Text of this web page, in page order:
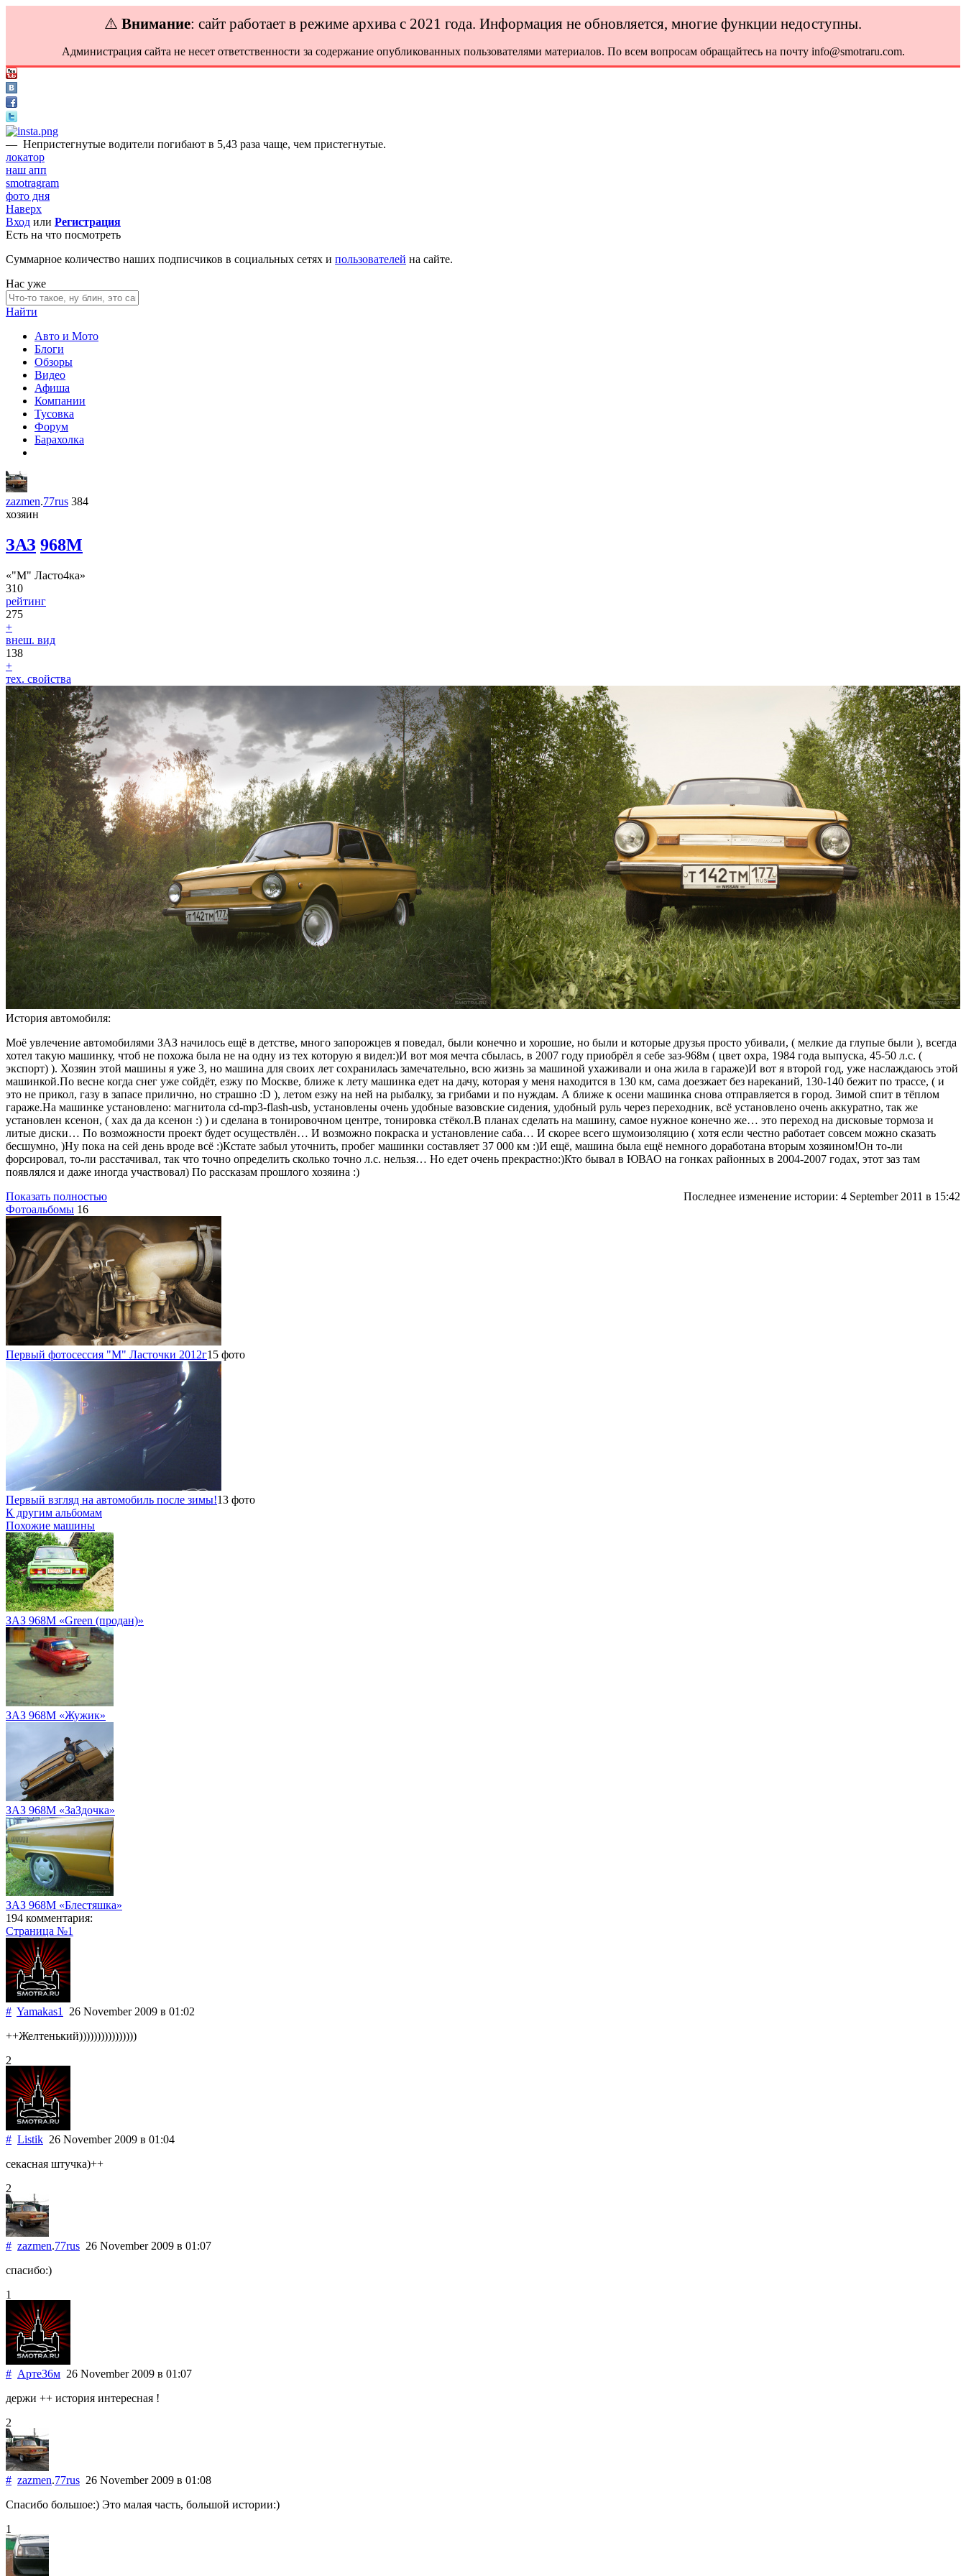
⚠️ Внимание: сайт работает в режиме архива с 2021 года. Информация не обновляется, многие функции недоступны.
Администрация сайта не несет ответственности за содержание опубликованных пользователями материалов. По всем вопросам обращайтесь на почту info@smotraru.com.
— Непристегнутые водители погибают в 5,43 раза чаще, чем пристегнутые.
локатор
наш апп
smotragram
фото дня
Наверх
Вход или Регистрация
Есть на что посмотреть
Суммарное количество наших подписчиков в социальных сетях и пользователей на сайте.
Нас уже
Найти
Авто и Мото
Блоги
Обзоры
Видео
Афиша
Компании
Тусовка
Форум
Барахолка
zazmen.77rus 384
хозяин
ЗАЗ 968M
«"М" Ласто4ка»
310
рейтинг
275
+
внеш. вид
138
+
тех. свойства
История автомобиля:
Моё увлечение автомобилями ЗАЗ начилось ещё в детстве, много запорожцев я поведал, были конечно и хорошие, но были и которые друзья просто убивали, ( мелкие да глупые были ), всегда
хотел такую машинку, чтоб не похожа была не на одну из тех которую я видел:)И вот моя мечта сбылась, в 2007 году приобрёл я себе заз-968м ( цвет охра, 1984 года выпуска, 45-50 л.с. (
экспорт) ). Хозяин этой машины я уже 3, но машина для своих лет сохранилась замечательно, всю жизнь за машиной ухаживали и она жила в гараже)И вот я второй год, уже наслаждаюсь этой
машинкой.По весне когда снег уже сойдёт, езжу по Москве, ближе к лету машинка едет на дачу, которая у меня находится в 130 км, сама доезжает без нареканий, 130-140 бежит по трассе, ( и
это не прикол, газу в запасе прилично, но страшно :D ), летом езжу на ней на рыбалку, за грибами и по нуждам. А ближе к осени машинка снова отправляется в город. Зимой спит в тёплом
гараже.На машинке установлено: магнитола cd-mp3-flash-usb, установлены очень удобные вазовские сидения, удобный руль через переходник, всё установлено очень аккуратно, так же
установлен ксенон, ( хах да да ксенон :) ) и сделана в тонировочном центре, тонировка стёкол.В планах сделать на машину, самое нужное конечно же… это переход на дисковые тормоза и
литые диски… По возможности проект будет осуществлён… И возможно покраска и установление саба… И скорее всего шумоизоляцию ( хотя если честно работает совсем можно сказать
бесшумно, )Ну пока на сей день вроде всё :)Кстате забыл уточнить, пробег машинки составляет 37 000 км :)И ещё, машина была ещё немного доработана вторым хозяином!Он то-ли
форсировал, то-ли расстачивал, так что точно определить сколько точно л.с. нельзя… Но едет очень прекрастно:)Кто бывал в ЮВАО на гонках районных в 2004-2007 годах, этот заз там
появлялся и даже иногда участвовал) По рассказам прошлого хозяина :)
Последнее изменение истории: 4 September 2011 в 15:42
Показать полностью
Фотоальбомы 16
Первый фотосессия "М" Ласточки 2012г15 фото
Первый взгляд на автомобиль после зимы!13 фото
К другим альбомам
Похожие машины
ЗАЗ 968M «Green (продан)»
ЗАЗ 968M «Жужик»
ЗАЗ 968M «ЗаЗдочка»
ЗАЗ 968M «Блестяшка»
194 комментария:
Страница №1
# Yamakas1 26 November 2009 в 01:02
++Желтенький))))))))))))))))
2
# Listik 26 November 2009 в 01:04
секасная штучка)++
2
# zazmen.77rus 26 November 2009 в 01:07
спасибо:)
1
# Арте36м 26 November 2009 в 01:07
держи ++ история интересная !
2
# zazmen.77rus 26 November 2009 в 01:08
Спасибо большое:) Это малая часть, большой истории:)
1